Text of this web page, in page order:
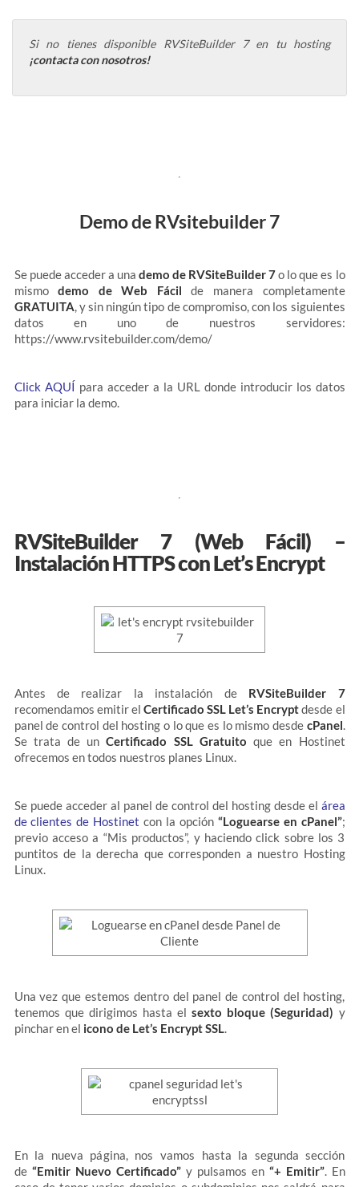
Si no tienes disponible RVSiteBuilder 7 en tu hosting
¡contacta con nosotros!
Demo de RVsitebuilder 7
Se puede acceder a una demo de RVSiteBuilder 7o lo que es lo
mismodemo de Web Fácil de manera completamente
GRATUITA, y sin ningún tipo de compromiso, con los siguientes
datos en uno de nuestros servidores:
https://www.rvsitebuilder.com/demo/
Click AQUÍ para acceder a la URL donde introducir los datos
para iniciar la demo.
RVSiteBuilder 7 (Web Fácil) –
Instalación HTTPS con Let’s Encrypt
Antes de realizar la instalación de RVSiteBuilder 7
recomendamos emitir el Certificado SSL Let’s Encryptdesde el
panel de control del hosting o lo que es lo mismo desdecPanel.
Se trata de unCertificado SSL Gratuitoque en Hostinet
ofrecemos en todos nuestros planes Linux.
Se puede acceder al panel de control del hosting desde el área
de clientes de Hostinet con la opción “Loguearse en cPanel”;
previo acceso a “Mis productos”, y haciendo click sobre los 3
puntitos de la derecha que corresponden a nuestro Hosting
Linux.
Una vez que estemos dentro del panel de control del hosting,
tenemos que dirigimos hasta elsexto bloque (Seguridad) y
pinchar en el icono de Let’s Encrypt SSL.
En la nueva página, nos vamos hasta la segunda sección
de “Emitir Nuevo Certificado” y pulsamos en “+ Emitir”. En